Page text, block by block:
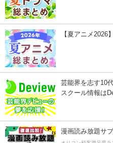
【夏アニメ2026
芸能界を志す10
スクール情報は
漫画読み放題サ